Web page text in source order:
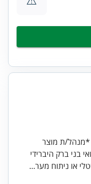
ת מוצר
בני ברק היברידי